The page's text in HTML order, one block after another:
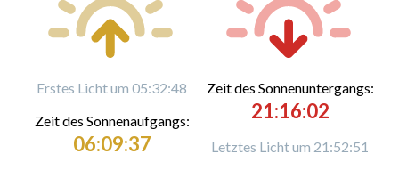
Erstes Licht um 05:32:48
Zeit des Sonnenaufgangs:
06:09:37
Zeit des Sonnenuntergangs:
21:16:02
Letztes Licht um 21:52:51